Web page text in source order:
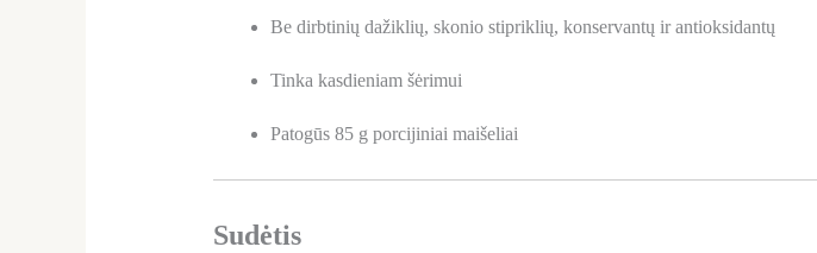
Be dirbtinių dažiklių, skonio stipriklių, konservantų ir antioksidantų
Tinka kasdieniam šėrimui
Patogūs 85 g porcijiniai maišeliai
Sudėtis